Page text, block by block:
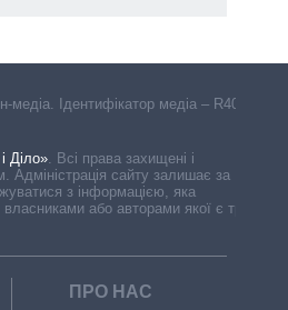
медіа. Ідентифікатор медіа – R40-
Діло». Всі права захищені і
Адміністрація сайту залишає за
з інформацією, яка
власниками або авторами якої є треті
ПРО НАС